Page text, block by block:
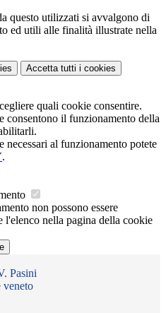
questo utilizzati si avvalgono di
ed utili alle finalità illustrate nella
Accetta tutti i cookies
quali cookie consentire.
consentono il funzionamento della
necessari al funzionamento potete
.
non possono essere
l'elenco nella pagina della cookie
Pasini